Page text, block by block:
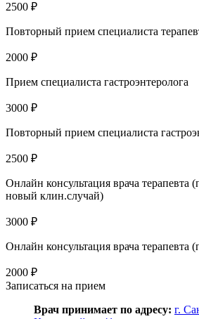
2500 ₽
Повторный прием специалиста
2000 ₽
Прием специалиста гастроэнтеролога
3000 ₽
Повторный прием специалиста
2500 ₽
Онлайн консультация врача терапевта
новый клин.случай)
3000 ₽
Онлайн консультация врача терапевта
2000 ₽
Записаться на прием
Врач принимает по адресу: г.